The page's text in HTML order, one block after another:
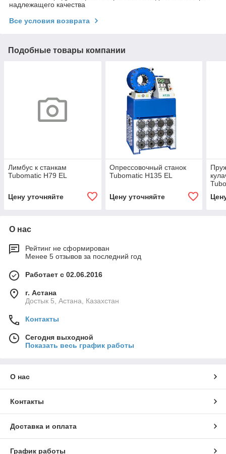
надлежащего качества
Все условия возврата
Подобные товары компании
Лимбус к станкам
Tubomatic H79 EL
Цену уточняйте
Опрессовочный станок
Tubomatic H135 EL
Цену уточняйте
О нас
Рейтинг не сформирован
Менее 5 отзывов за последний год
Работает с 02.06.2016
г. Астана
Достык 5, Астана, Казахстан
Контакты
Сегодня выходной
Показать весь график работы
О нас
Контакты
Доставка и оплата
График работы